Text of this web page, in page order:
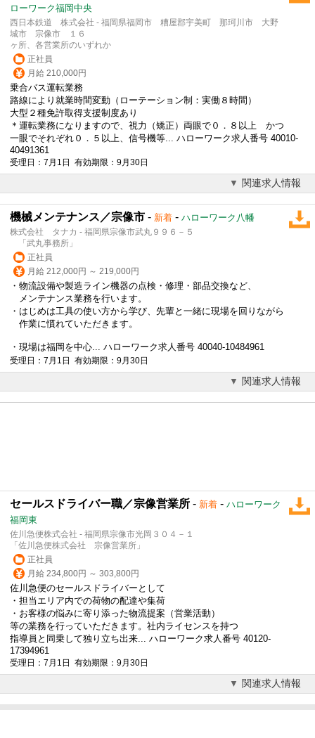
ローワーク福岡中央
西日本鉄道 株式会社 - 福岡県福岡市 糟屋郡宇美町 那珂川市 大野
城市 宗像市 １６
ヶ所、各営業所のいずれか
正社員
月給 210,000円
乗合バス運転業務
路線により就業時間変動（ローテーション制：実働８時間）
大型２種免許取得支援制度あり
＊運転業務になりますので、視力（矯正）両眼で０．８以上 かつ
一眼でそれぞれ０．５以上、信号機等... ハローワーク求人番号 40010-
40491361
受理日：7月1日 有効期限：9月30日
関連求人情報
機械メンテナンス／宗像市 - 新着 - ハローワーク八幡
株式会社 タナカ - 福岡県宗像市武丸９９６－５
「武丸事務所」
正社員
月給 212,000円 ～ 219,000円
・ 物流設備や製造ライン機器の点検・修理・部品交換など、
メンテナンス業務を行います。
・はじめは工具の使い方から学び、先輩と一緒に現場を回りながら
作業に慣れていただきます。
・現場は福岡を中心... ハローワーク求人番号 40040-10484961
受理日：7月1日 有効期限：9月30日
関連求人情報
セールスドライバー職／宗像営業所 - 新着 - ハローワーク
福岡東
佐川急便株式会社 - 福岡県宗像市光岡３０４－１
「佐川急便株式会社 宗像営業所」
正社員
月給 234,800円 ～ 303,800円
佐川急便のセールスドライバーとして
・担当エリア内での荷物の配達や集荷
・お客様の悩みに寄り添った物流提案（営業活動）
等の業務を行っていただきます。社内ライセンスを持つ
指導員と同乗して独り立ち出来... ハローワーク求人番号 40120-
17394961
受理日：7月1日 有効期限：9月30日
関連求人情報